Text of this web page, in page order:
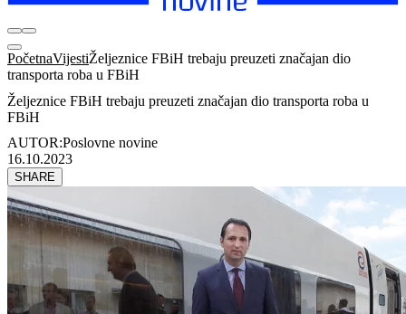
PočetnaVijestiŽeljeznice FBiH trebaju preuzeti značajan dio
transporta roba u FBiH
Željeznice FBiH trebaju preuzeti značajan dio transporta roba u
FBiH
AUTOR:Poslovne novine
16.10.2023
SHARE